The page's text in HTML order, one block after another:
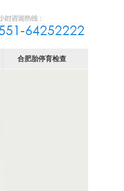
合肥胎停育检查